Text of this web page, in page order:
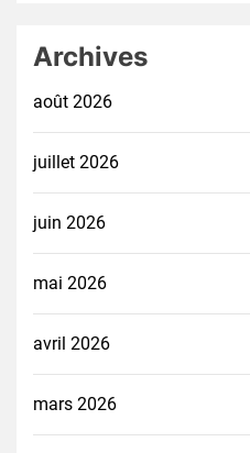
Archives
août 2026
juillet 2026
juin 2026
mai 2026
avril 2026
mars 2026